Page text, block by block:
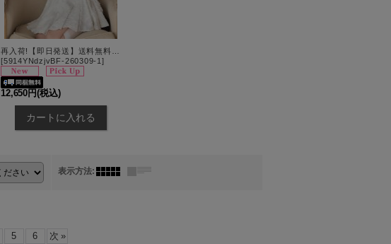
[5914YNdzjvBF-260309-1 ]
12,650円(税込)
表示方法:
5 6 次 »